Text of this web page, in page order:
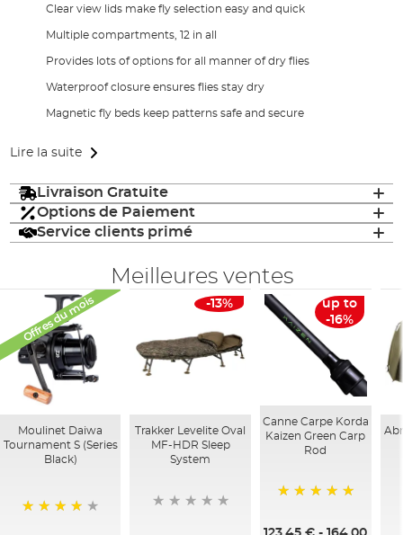
Clear view lids make fly selection easy and quick
Multiple compartments, 12 in all
Provides lots of options for all manner of dry flies
Waterproof closure ensures flies stay dry
Magnetic fly beds keep patterns safe and secure
Lire la suite
Livraison Gratuite
Options de Paiement
Service clients primé
Meilleures ventes
Offres du mois
Moulinet Daiwa
Tournament S (Series
Black)
-13%
Trakker Levelite Oval
MF-HDR Sleep
System
up to
-16%
Canne Carpe Korda
Kaizen Green Carp
Rod